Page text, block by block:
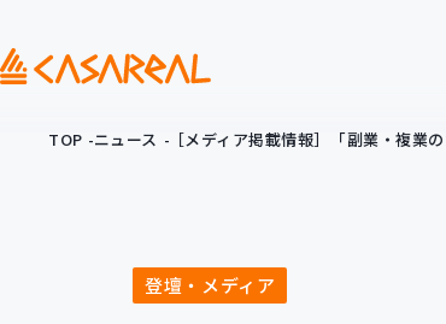
TOP ニュース ［メディア掲載情報］「副業・複業
登壇・メディア